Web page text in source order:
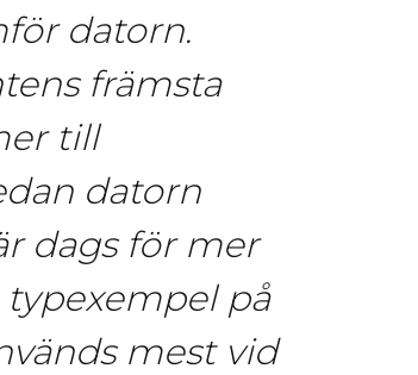
datorn.
främsta
till
datorn
dags för mer
på
mest vid